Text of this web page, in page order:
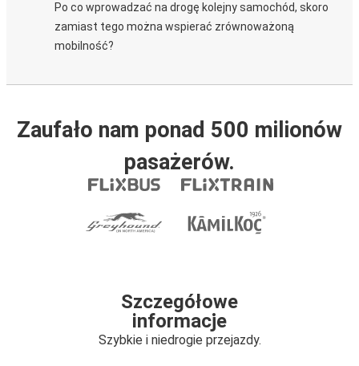
Po co wprowadzać na drogę kolejny samochód, skoro
zamiast tego można wspierać zrównoważoną
mobilność?
Zaufało nam ponad 500 milionów
pasażerów.
Szczegółowe
informacje
Szybkie i niedrogie przejazdy.